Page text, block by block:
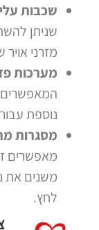
שכבות
שניתן
מזרני אויר
מערכות פד:
המאפשרים
נוספת
מסגרות
מאפשרים
משנים את
לחץ.